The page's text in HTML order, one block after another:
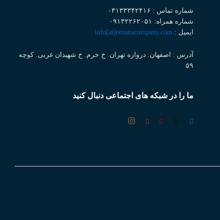
شماره تماس : ۰۳۱۳۳۳۴۲۴۱۶
شماره همراه: ۰۹۱۳۲۲۶۲۰۵۱
ایمیل : info[at]renanacompany.com
آدرس : اصفهان. دروازه تهران. خ خرم. خ شهیدان غربی. کوچه
۵۹
ما را در شبکه های اجتماعی دنبال کنید